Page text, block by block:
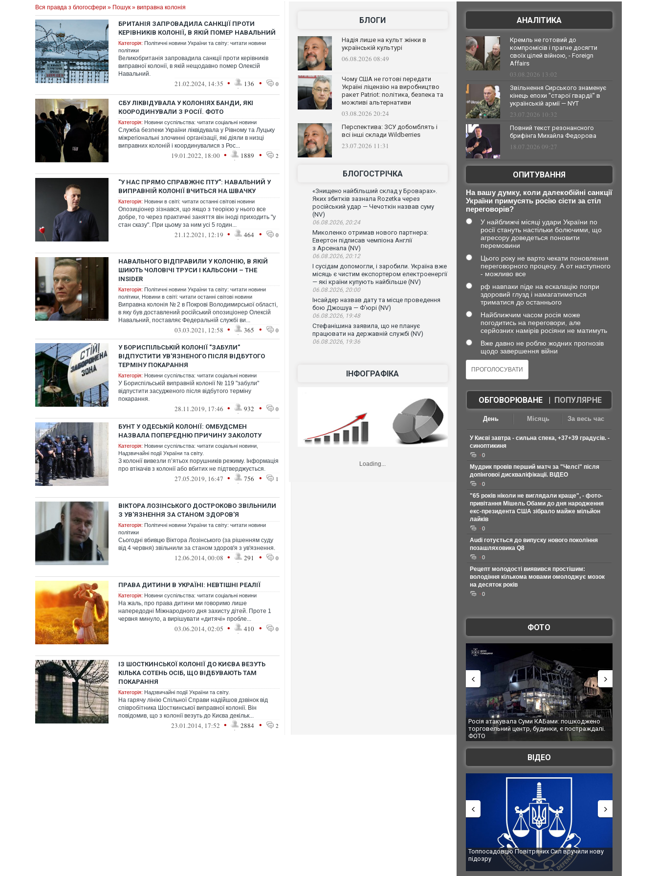
Вся правда з блогосфери » Пошук » виправна колонія
БРИТАНІЯ ЗАПРОВАДИЛА САНКЦІЇ ПРОТИ
КЕРІВНИКІВ КОЛОНІЇ, В ЯКІЙ ПОМЕР НАВАЛЬНИЙ
Категорія: Політичні новини України та світу: читати новини
політики
Великобританія запровадила санкції проти керівників
виправної колонії, в якій нещодавно помер Олексій
Навальний.
21.02.2024, 14:35 • 136 • 0
СБУ ЛІКВІДУВАЛА У КОЛОНІЯХ БАНДИ, ЯКІ
КООРОДИНУВАЛИ З РОСІЇ. ФОТО
Категорія: Новини суспільства: читати соціальні новини
Служба безпеки України ліквідувала у Рівному та Луцьку
міжрегіональні злочинні організації, які діяли в низці
виправних колоній і координувалися з Рос...
19.01.2022, 18:00 • 1889 • 2
"У НАС ПРЯМО СПРАВЖНЄ ПТУ": НАВАЛЬНИЙ У
ВИПРАВНІЙ КОЛОНІЇ ВЧИТЬСЯ НА ШВАЧКУ
Категорія: Новини в світі: читати останні світові новини
Опозиціонер зізнався, що якщо з теорією у нього все
добре, то через практичні заняття він іноді приходить "у
стан сказу". При цьому за ним усі 5 годин...
21.12.2021, 12:19 • 464 • 0
НАВАЛЬНОГО ВІДПРАВИЛИ У КОЛОНІЮ, В ЯКІЙ
ШИЮТЬ ЧОЛОВІЧІ ТРУСИ І КАЛЬСОНИ – THE
INSIDER
Категорія: Політичні новини України та світу: читати новини
політики Новини в світі: читати останні світові новини
Виправна колонія № 2 в Покрові Володимирської області,
в яку був доставлений російський опозиціонер Олексій
Навальний, поставляє Федеральній службі ви...
03.03.2021, 12:58 • 365 • 0
У БОРИСПІЛЬСЬКІЙ КОЛОНІЇ "ЗАБУЛИ"
ВІДПУСТИТИ УВ'ЯЗНЕНОГО ПІСЛЯ ВІДБУТОГО
ТЕРМІНУ ПОКАРАННЯ
Категорія: Новини суспільства: читати соціальні новини
У Бориспільській виправній колонії № 119 "забули"
відпустити засудженого після відбутого терміну
покарання.
28.11.2019, 17:46 • 932 • 0
БУНТ У ОДЕСЬКІЙ КОЛОНІЇ: ОМБУДСМЕН
НАЗВАЛА ПОПЕРЕДНЮ ПРИЧИНУ ЗАКОЛОТУ
Категорія: Новини суспільства: читати соціальні новини
Надзвичайні події України та світу.
З колонії вивезли п’ятьох порушників режиму. Інформація
про втікачів з колонії або вбитих не підтверджується.
27.05.2019, 16:47 • 756 • 1
ВІКТОРА ЛОЗІНСЬКОГО ДОСТРОКОВО ЗВІЛЬНИЛИ
З УВ'ЯЗНЕННЯ ЗА СТАНОМ ЗДОРОВ'Я
Категорія: Політичні новини України та світу: читати новини
політики
Сьогодні вбивцю Віктора Лозінського (за рішенням суду
від 4 червня) звільнили за станом здоров'я з ув'язнення.
12.06.2014, 00:08 • 291 • 0
ПРАВА ДИТИНИ В УКРАЇНІ: НЕВТІШНІ РЕАЛІЇ
Категорія: Новини суспільства: читати соціальні новини
На жаль, про права дитини ми говоримо лише
напередодні Міжнародного дня захисту дітей. Проте 1
червня минуло, а вирішувати «дитячі» пробле...
03.06.2014, 02:05 • 410 • 0
ІЗ ШОСТКИНСЬКОЇ КОЛОНІЇ ДО КИЄВА ВЕЗУТЬ
КІЛЬКА СОТЕНЬ ОСІБ, ЩО ВІДБУВАЮТЬ ТАМ
ПОКАРАННЯ
Категорія: Надзвичайні події України та світу.
На гарячу лінію Спільної Справи надійшов дзвінок від
співробітника Шосткинської виправної колонії. Він
повідомив, що з колонії везуть до Києва декільк...
23.01.2014, 17:52 • 2884 • 2
БЛОГИ
Надія лише на культ жінки в
українській культурі
06.08.2026 08:49
Чому США не готові передати
Україні ліцензію на виробництво
ракет Patriot: політика, безпека та
можливі альтернативи
03.08.2026 20:24
Перспектива: ЗСУ добомблять і
всі інші склади Wildberries
23.07.2026 11:31
БЛОГОСТРІЧКА
«Знищено найбільший склад у Броварах».
Яких збитків зазнала Rozetka через
російський удар — Чечоткін назвав суму
(NV)
06.08.2026, 20:24
Миколенко отримав нового партнера:
Евертон підписав чемпіона Англії
з Арсенала (NV)
06.08.2026, 20:12
І сусідам допомогли, і заробили. Україна вже
місяць є чистим експортером електроенергії
— які країни купують найбільше (NV)
06.08.2026, 20:00
Інсайдер назвав дату та місце проведення
бою Джошуа — Ф’юрі (NV)
06.08.2026, 19:48
Стефанішина заявила, що не планує
працювати на державній службі (NV)
06.08.2026, 19:36
ІНФОГРАФІКА
Loading...
АНАЛІТИКА
Кремль не готовий до
компромісів і прагне досягти
своїх цілей війною, - Foreign
Affairs
03.08.2026 13:02
Звільнення Сирського знаменує
кінець епохи "старої гвардії" в
українській армії — NYT
23.07.2026 10:32
Повний текст резонансного
брифінга Михайла Федорова
18.07.2026 09:27
ОПИТУВАННЯ
На вашу думку, коли далекобійні санкції
України примусять росію сісти за стіл
переговорів?
У найближчі місяці удари України по
росії стануть настільки болючими, що
агресору доведеться поновити
перемовини
Цього року не варто чекати поновлення
переговорного процесу. А от наступного
- можливо все
рф навпаки піде на ескалацію попри
здоровий глузд і намагатиметься
триматися до останнього
Найближчим часом росія може
погодитись на переговори, але
серйозних намірів росіяни не матимуть
Вже давно не роблю жодних прогнозів
щодо завершення війни
ОБГОВОРЮВАНЕ| ПОПУЛЯРНЕ
День Місяць За весь час
У Києві завтра - сильна спека, +37+39 градусів. -
синоптикиня
0
Мудрик провів перший матч за "Челсі" після
допінгової дискваліфікації. ВІДЕО
0
"65 років ніколи не виглядали краще", - фото-
привітання Мішель Обами до дня народження
екс-президента США зібрало майже мільйон
лайків
0
Audi готується до випуску нового покоління
позашляховика Q8
0
Рецепт молодості виявився простішим:
володіння кількома мовами омолоджує мозок
на десяток років
0
ФОТО
Росія атакувала Суми КАБами: пошкоджено
торговельний центр, будинки, є постраждалі.
ФОТО
ВІДЕО
Топпосадовцю Повітряних Сил вручили нову
підозру